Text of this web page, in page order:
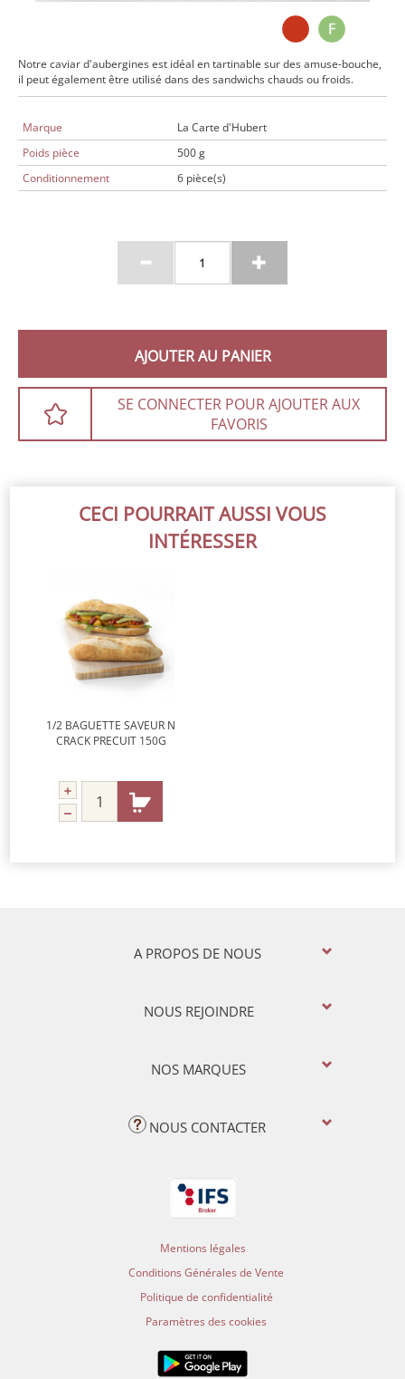
Notre caviar d'aubergines est idéal en tartinable sur des amuse-bouche,
il peut également être utilisé dans des sandwichs chauds ou froids.
Marque
La Carte d'Hubert
Poids pièce
500 g
Conditionnement
6 pièce(s)
AJOUTER AU PANIER
SE CONNECTER POUR AJOUTER AUX
FAVORIS
CECI POURRAIT AUSSI VOUS
INTÉRESSER
1/2 BAGUETTE SAVEUR N
CRACK PRECUIT 150G
A PROPOS DE NOUS
NOUS REJOINDRE
NOS MARQUES
NOUS CONTACTER
Mentions légales
Conditions Générales de Vente
Politique de confidentialité
Paramètres des cookies